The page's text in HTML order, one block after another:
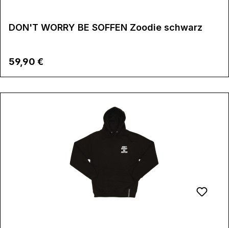
DON'T WORRY BE SOFFEN Zoodie schwarz
Regulärer Preis:
59,90 €